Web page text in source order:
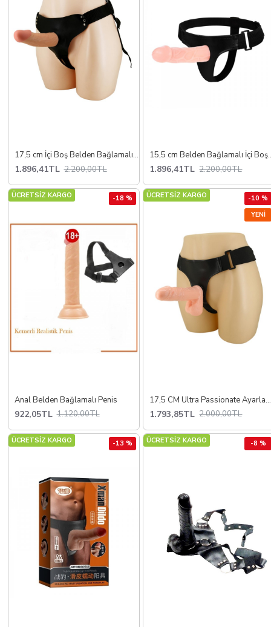
17,5 cm İçi Boş Belden Bağlamalı Protez Penis
1.896,41TL 2.200,00TL
15,5 cm
1.896,41TL 2.200,00TL
ÜCRETSİZ KARGO -18 %
Anal Belden Bağlamalı Penis
922,05TL 1.120,00TL
YENI
ÜCRETSİZ KARGO -10 %
17,5 CM Ultra Passionate Ayarlanabilir Strap-On Harness Dildo
1.793,85TL 2.000,00TL
ÜCRETSİZ KARGO -13 % ÜCRETSİZ KARGO -8 %